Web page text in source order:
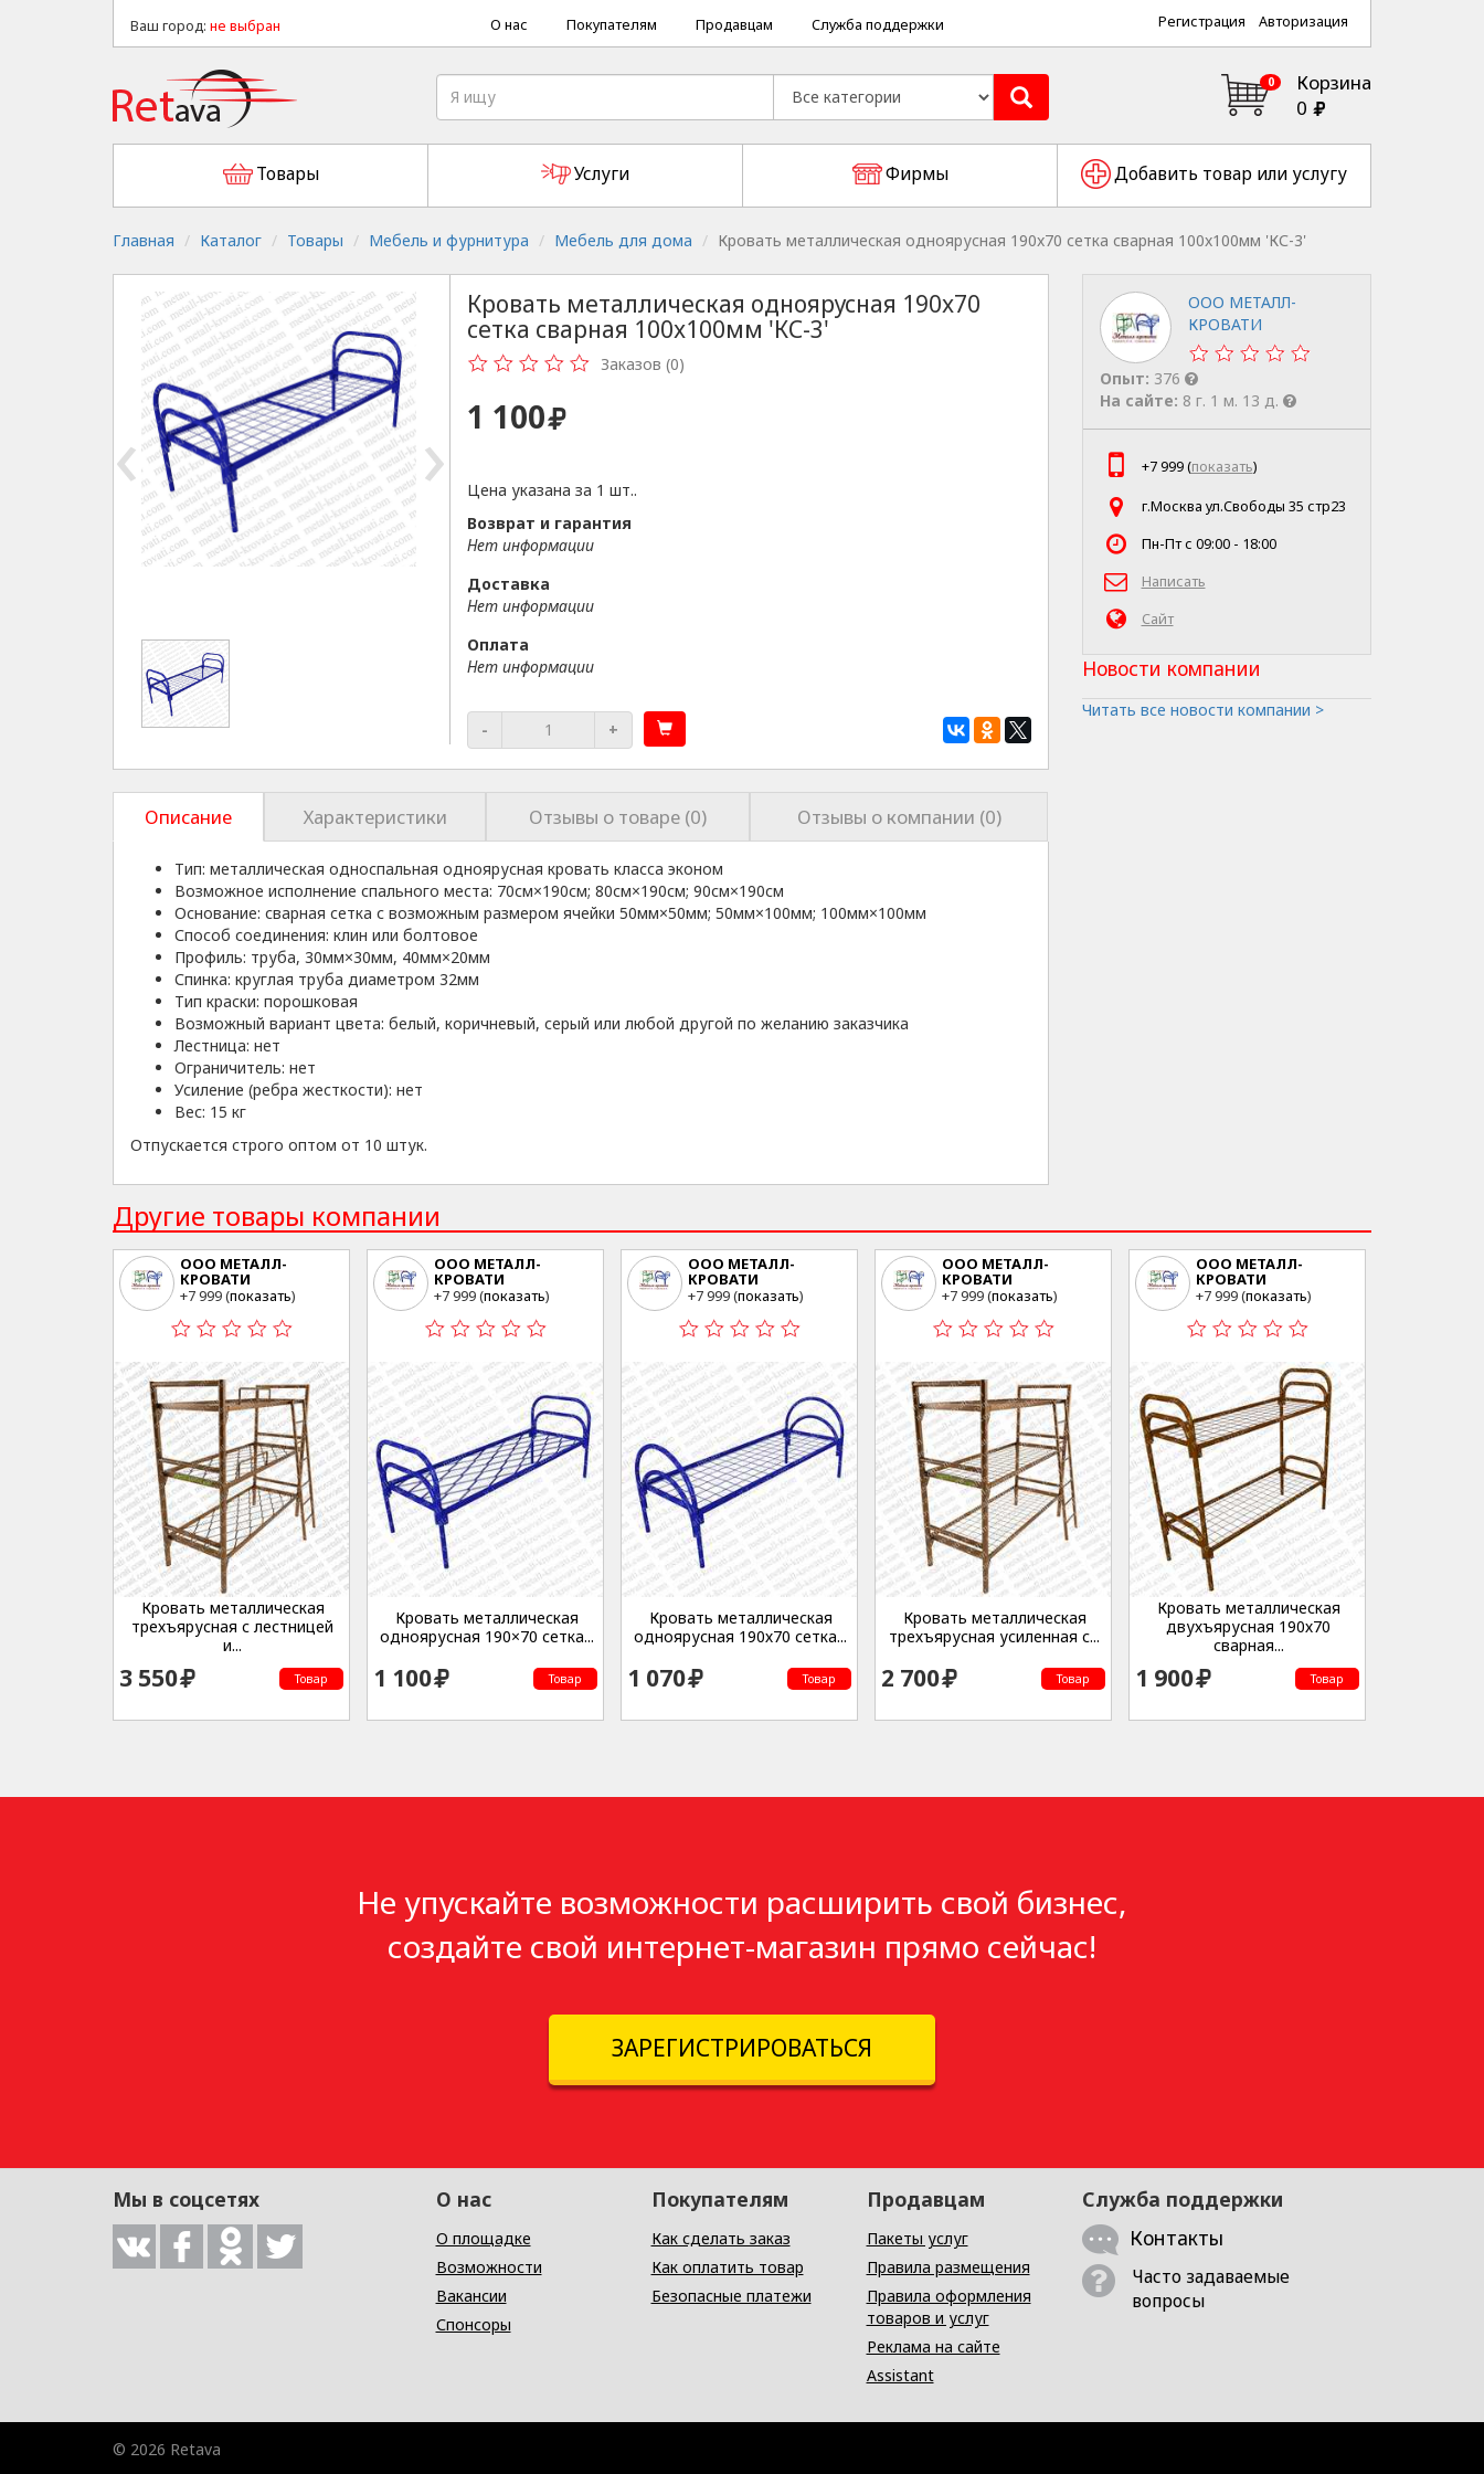
Ваш город: не выбран Регистрация Авторизация
О нас Покупателям Продавцам Служба поддержки
0
Корзина
0
Товары Услуги Фирмы Добавить товар или услугу
Главная Каталог Товары Мебель и фурнитура Мебель для дома Кровать металлическая одноярусная 190x70 сетка сварная 100x100мм 'КС-3'
‹ ›
Кровать металлическая одноярусная 190x70
сетка сварная 100x100мм 'КС-3'
Заказов (0)
1 100
Цена указана за 1 шт..
Возврат и гарантия
Нет информации
Доставка
Нет информации
Оплата
Нет информации
- +
Описание Характеристики Отзывы о товаре (0) Отзывы о компании (0)
Тип: металлическая односпальная одноярусная кровать класса эконом
Возможное исполнение спального места: 70см×190см; 80см×190см; 90см×190см
Основание: сварная сетка с возможным размером ячейки 50мм×50мм; 50мм×100мм; 100мм×100мм
Способ соединения: клин или болтовое
Профиль: труба, 30мм×30мм, 40мм×20мм
Спинка: круглая труба диаметром 32мм
Тип краски: порошковая
Возможный вариант цвета: белый, коричневый, серый или любой другой по желанию заказчика
Лестница: нет
Ограничитель: нет
Усиление (ребра жесткости): нет
Вес: 15 кг
Отпускается строго оптом от 10 штук.
ООО МЕТАЛЛ-
КРОВАТИ
Опыт: 376
На сайте: 8 г. 1 м. 13 д.
+7 999 (показать)
г.Москва ул.Свободы 35 стр23
Пн-Пт с 09:00 - 18:00
Написать
Сайт
Новости компании
Читать все новости компании >
Другие товары компании
ООО МЕТАЛЛ-
КРОВАТИ
г.Москва ул.Свободы
35 стр23
+7 999 (показать)
Кровать металлическая
трехъярусная с лестницей
и...
3 550 Товар
ООО МЕТАЛЛ-
КРОВАТИ
г.Москва ул.Свободы
35 стр23
+7 999 (показать)
Кровать металлическая
одноярусная 190×70 сетка...
1 100 Товар
ООО МЕТАЛЛ-
КРОВАТИ
г.Москва ул.Свободы
35 стр23
+7 999 (показать)
Кровать металлическая
одноярусная 190х70 сетка...
1 070 Товар
ООО МЕТАЛЛ-
КРОВАТИ
г.Москва ул.Свободы
35 стр23
+7 999 (показать)
Кровать металлическая
трехъярусная усиленная с...
2 700 Товар
ООО МЕТАЛЛ-
КРОВАТИ
г.Москва ул.Свободы
35 стр23
+7 999 (показать)
Кровать металлическая
двухъярусная 190х70
сварная...
1 900 Товар
Не упускайте возможности расширить свой бизнес,
создайте свой интернет-магазин прямо сейчас!
ЗАРЕГИСТРИРОВАТЬСЯ
Мы в соцсетях О нас
О площадке
Возможности
Вакансии
Спонсоры
Покупателям
Как сделать заказ
Как оплатить товар
Безопасные платежи
Продавцам
Пакеты услуг
Правила размещения
Правила оформления
товаров и услуг
Реклама на сайте
Assistant
Служба поддержки
Контакты
Часто задаваемые
вопросы
© 2026 Retava